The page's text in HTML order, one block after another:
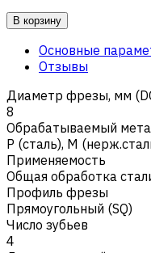
В корзину
Основные
Отзывы
Диаметр фрезы, мм
8
Обрабатываемый
Р (сталь), M
Применяемость
Общая обработка
Профиль фрезы
Прямоугольный (SQ)
Число зубьев
4